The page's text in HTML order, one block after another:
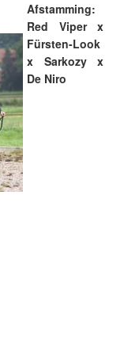
Afstamming:
Red Viper x
Fürsten-Look
x Sarkozy x
De Niro